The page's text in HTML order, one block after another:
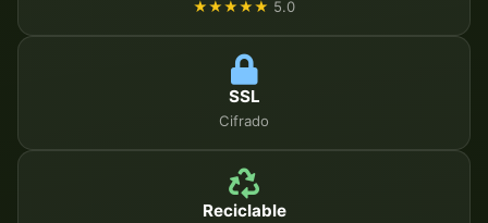
★★★★★ 5.0
SSL
Cifrado
Reciclable